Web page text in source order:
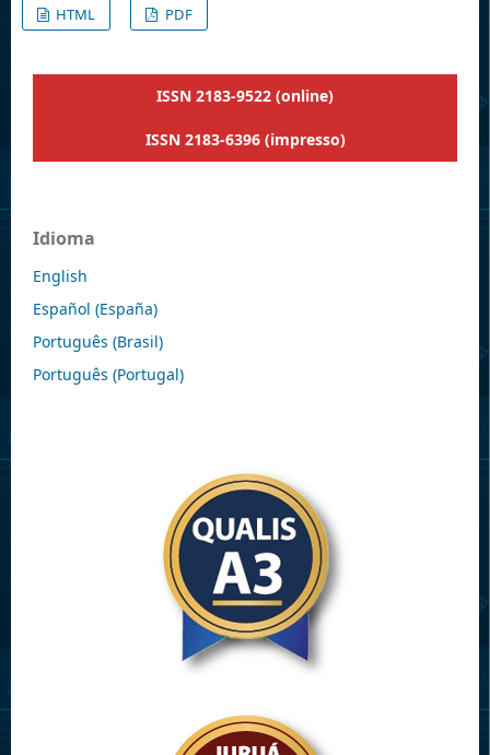
HTML
PDF
ISSN 2183-9522 (online)
ISSN 2183-6396 (impresso)
Idioma
English
Español (España)
Português (Brasil)
Português (Portugal)